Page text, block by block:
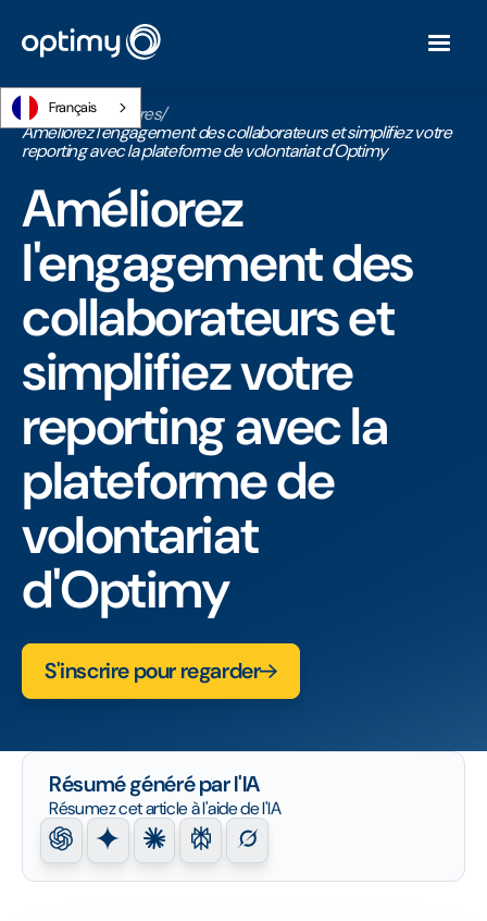
Français
Accueil/Webinaires/
Améliorez l'engagement des collaborateurs et simplifiez votre
reporting avec la plateforme de volontariat d'Optimy
Améliorez
l'engagement des
collaborateurs et
simplifiez votre
reporting avec la
plateforme de
volontariat
d'Optimy
S'inscrire pour regarder
Résumé généré par l'IA
Résumez cet article à l'aide de l'IA